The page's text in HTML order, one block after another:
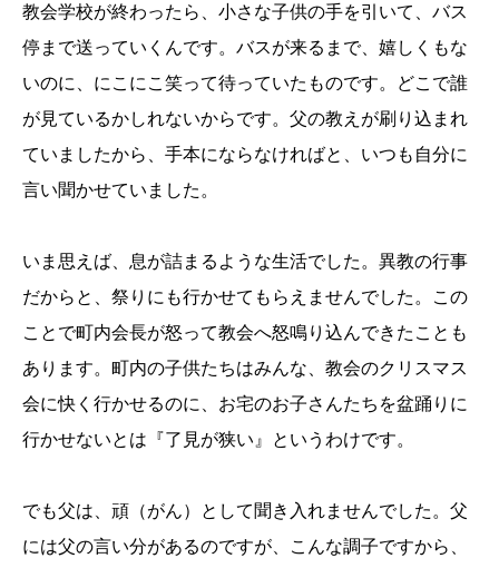
教会学校が終わったら、小さな子供の手を引いて、バス
停まで送っていくんです。バスが来るまで、嬉しくもな
いのに、にこにこ笑って待っていたものです。どこで誰
が見ているかしれないからです。父の教えが刷り込まれ
ていましたから、手本にならなければと、いつも自分に
言い聞かせていました。
いま思えば、息が詰まるような生活でした。異教の行事
だからと、祭りにも行かせてもらえませんでした。この
ことで町内会長が怒って教会へ怒鳴り込んできたことも
あります。町内の子供たちはみんな、教会のクリスマス
会に快く行かせるのに、お宅のお子さんたちを盆踊りに
行かせないとは『了見が狭い』というわけです。
でも父は、頑（がん）として聞き入れませんでした。父
には父の言い分があるのですが、こんな調子ですから、